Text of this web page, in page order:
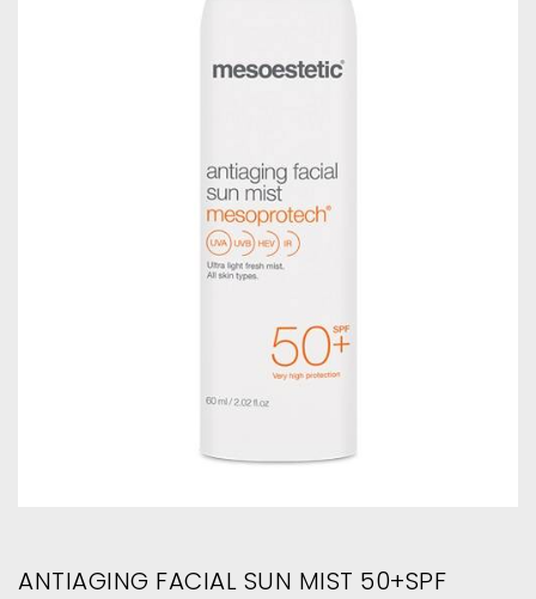
ANTIAGING FACIAL SUN MIST 50+SPF